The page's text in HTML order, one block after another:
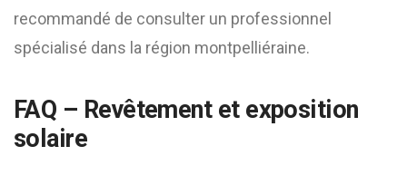
recommandé de consulter un professionnel
spécialisé dans la région montpelliéraine.
FAQ – Revêtement et exposition
solaire